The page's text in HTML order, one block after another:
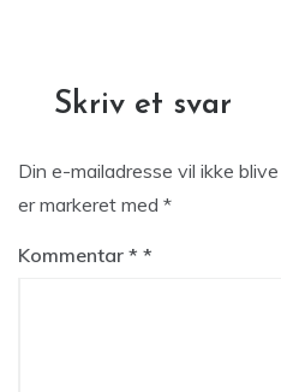
Skriv et svar
Din e-mailadresse vil ikke
er markeret med *
Kommentar *